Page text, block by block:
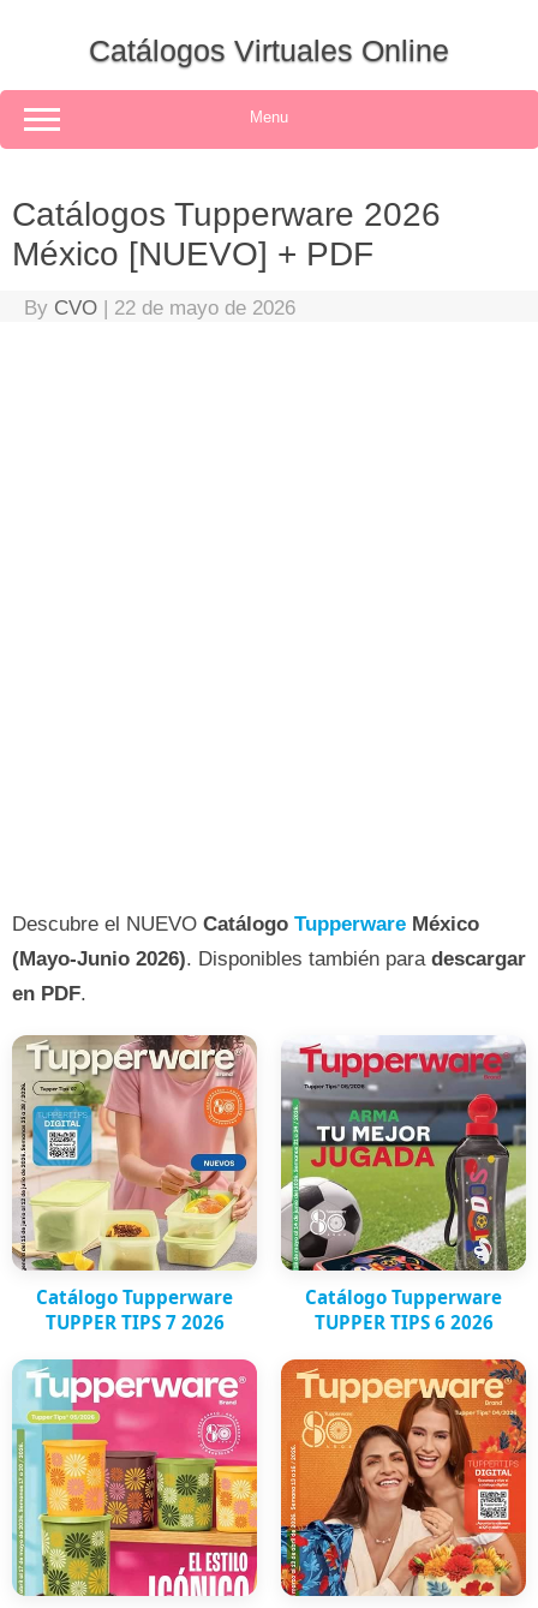
Catálogos Virtuales Online
Menu
Catálogos Tupperware 2026
México [NUEVO] + PDF
By CVO | 22 de mayo de 2026
Descubre el NUEVO Catálogo Tupperware México
(Mayo-Junio 2026). Disponibles también para descargar
en PDF.
Catálogo Tupperware
TUPPER TIPS 7 2026
Catálogo Tupperware
TUPPER TIPS 6 2026